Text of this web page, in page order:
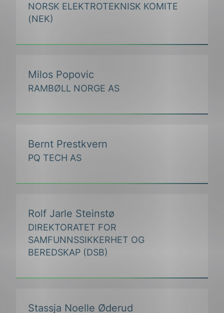
NORSK ELEKTROTEKNISK KOMITE
(NEK)
Milos Popovic
RAMBØLL NORGE AS
Bernt Prestkvern
PQ TECH AS
Rolf Jarle Steinstø
DIREKTORATET FOR
SAMFUNNSSIKKERHET OG
BEREDSKAP (DSB)
Stassja Noelle Øderud